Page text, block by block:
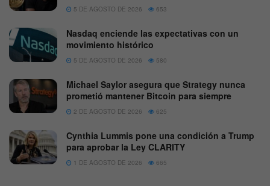
5 DE AGOSTO DE 2026 653
Nasdaq enciende las expectativas con un
movimiento histórico
5 DE AGOSTO DE 2026 580
Michael Saylor asegura que Strategy nunca
prometió mantener Bitcoin para siempre
2 DE AGOSTO DE 2026 625
Cynthia Lummis pone una condición a Trump
para aprobar la Ley CLARITY
1 DE AGOSTO DE 2026 665